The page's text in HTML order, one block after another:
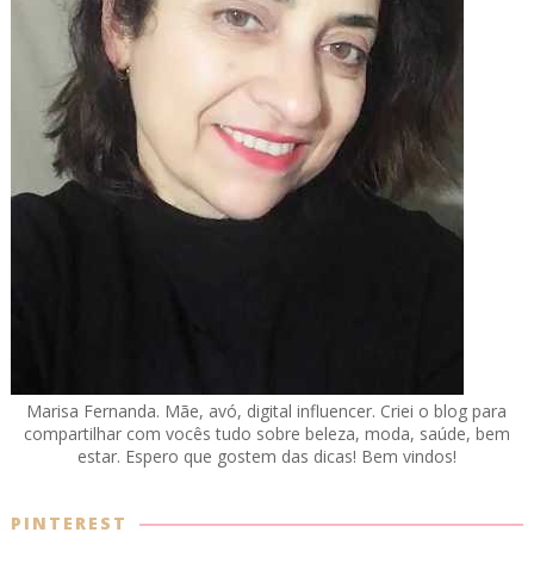
Marisa Fernanda. Mãe, avó, digital influencer. Criei o blog para
compartilhar com vocês tudo sobre beleza, moda, saúde, bem
estar. Espero que gostem das dicas! Bem vindos!
PINTEREST